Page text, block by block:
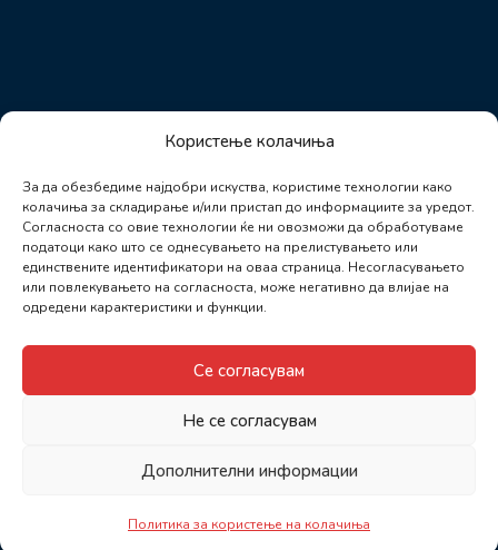
Користење колачиња
За да обезбедиме најдобри искуства, користиме технологии како
колачиња за складирање и/или пристап до информациите за уредот.
Согласноста со овие технологии ќе ни овозможи да обработуваме
податоци како што се однесувањето на прелистувањето или
единствените идентификатори на оваа страница. Несогласувањето
или повлекувањето на согласноста, може негативно да влијае на
одредени карактеристики и функции.
Се согласувам
Не се согласувам
Дополнителни информации
Политика за користење на колачиња